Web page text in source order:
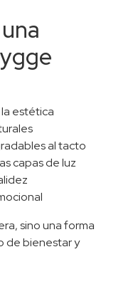
estética
al tacto
capas de luz
sino una forma
de bienestar y